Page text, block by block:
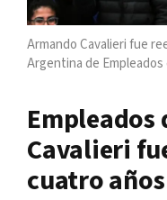
Armando Cavalieri fue
Argentina de Empleados
Empleados
Cavalieri
cuatro años